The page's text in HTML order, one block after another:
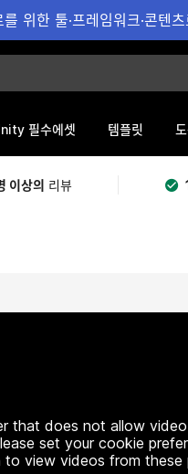
를 위한 툴·프레임워크·콘
필수에셋 템플릿
이상의 리뷰
that does not allow
set your cookie
view videos from these